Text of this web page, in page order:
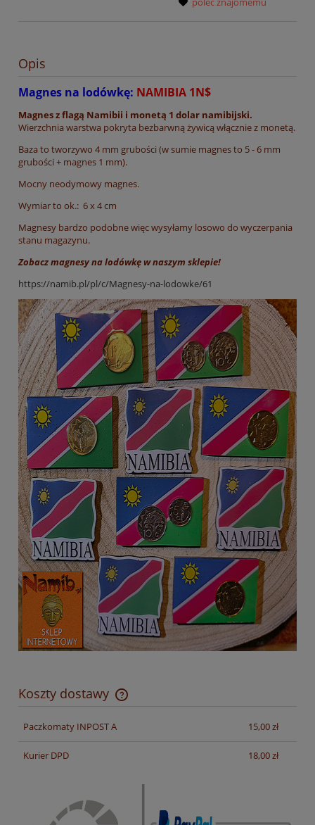
Opis
Magnes na lodówkę: NAMIBIA 1N$
Magnes z flagą Namibii i monetą 1 dolar namibijski.
Wierzchnia warstwa pokryta bezbarwną żywicą włącznie z monetą.
Baza to tworzywo 4 mm grubości (w sumie magnes to 5 - 6 mm
grubości + magnes 1 mm).
Mocny neodymowy magnes.
Wymiar to ok.: 6 x 4 cm
Magnesy bardzo podobne więc wysyłamy losowo do wyczerpania
stanu magazynu.
Zobacz magnesy na lodówkę w naszym sklepie!
https://namib.pl/pl/c/Magnesy-na-lodowke/61
Koszty dostawy
Cena nie zawiera ewentualnych kosztów płatności
Paczkomaty INPOST A
15,00 zł
Kurier DPD 18,00 zł